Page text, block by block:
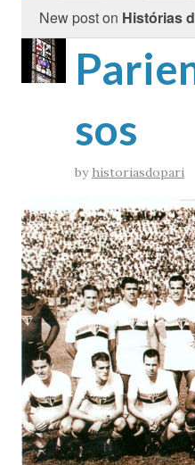
New post on Histórias
sos
by historiasdopari